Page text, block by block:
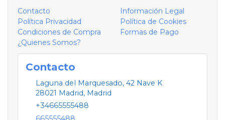
Contacto
Información Legal
Política Privacidad
Política de Cookies
Condiciones de Compra
Formas de Pago
¿Quienes Somos?
Contacto
Laguna del Marquesado, 42 Nave K
28021 Madrid, Madrid
+34665555488